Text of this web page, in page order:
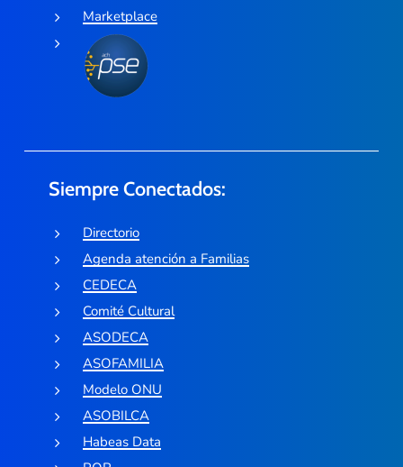
Marketplace
Siempre Conectados:
Directorio
Agenda atención a Familias
CEDECA
Comité Cultural
ASODECA
ASOFAMILIA
Modelo ONU
ASOBILCA
Habeas Data